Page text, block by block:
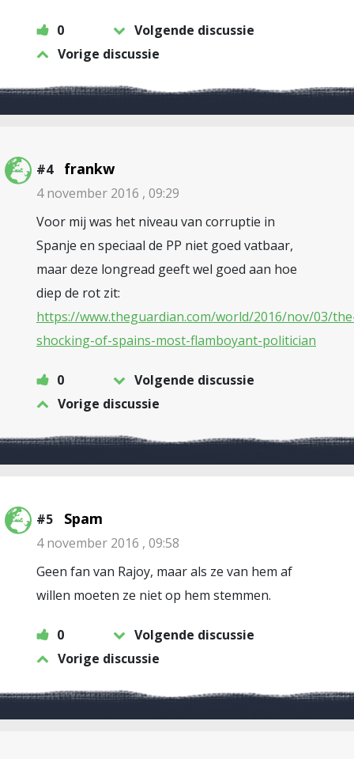
0
Volgende discussie
Vorige discussie
#4 frankw
4 november 2016 , 09:29
Voor mij was het niveau van corruptie in
Spanje en speciaal de PP niet goed vatbaar,
maar deze longread geeft wel goed aan hoe
diep de rot zit:
https://www.theguardian.com/world/2016/nov/03/
shocking-of-spains-most-flamboyant-politician
0
Volgende discussie
Vorige discussie
#5 Spam
4 november 2016 , 09:58
Geen fan van Rajoy, maar als ze van hem af
willen moeten ze niet op hem stemmen.
0
Volgende discussie
Vorige discussie